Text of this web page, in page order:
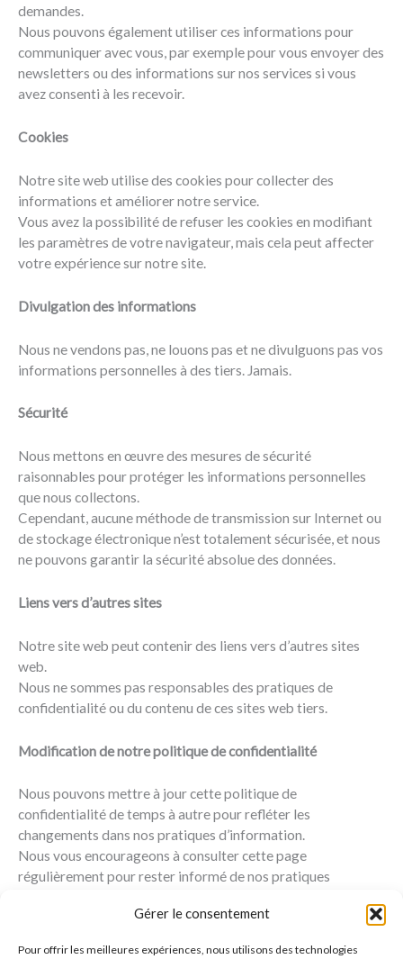
Gérer le consentement
Pour offrir les meilleures expériences, nous utilisons des technologies
demandes.
Nous pouvons également utiliser ces informations pour
communiquer avec vous, par exemple pour vous envoyer des
newsletters ou des informations sur nos services si vous
avez consenti à les recevoir.
Cookies
Notre site web utilise des cookies pour collecter des
informations et améliorer notre service.
Vous avez la possibilité de refuser les cookies en modifiant
les paramètres de votre navigateur, mais cela peut affecter
votre expérience sur notre site.
Divulgation des informations
Nous ne vendons pas, ne louons pas et ne divulguons pas vos
informations personnelles à des tiers. Jamais.
Sécurité
Nous mettons en œuvre des mesures de sécurité
raisonnables pour protéger les informations personnelles
que nous collectons.
Cependant, aucune méthode de transmission sur Internet ou
de stockage électronique n’est totalement sécurisée, et nous
ne pouvons garantir la sécurité absolue des données.
Liens vers d’autres sites
Notre site web peut contenir des liens vers d’autres sites
web.
Nous ne sommes pas responsables des pratiques de
confidentialité ou du contenu de ces sites web tiers.
Modification de notre politique de confidentialité
Nous pouvons mettre à jour cette politique de
confidentialité de temps à autre pour refléter les
changements dans nos pratiques d’information.
Nous vous encourageons à consulter cette page
régulièrement pour rester informé de nos pratiques